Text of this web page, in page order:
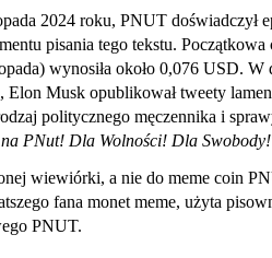
2024 roku, PNUT doświadczył
pisania tego tekstu. Początkowa
wynosiła około 0,076 USD. W
Musk opublikował tweety
politycznego męczennika i
na PNut! Dla Wolności! Dla Swobody!
wiewiórki, a nie do meme coin
fana monet meme, użyta
PNUT.